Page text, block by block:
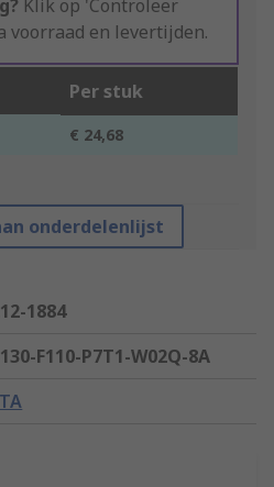
Klik op 'Controleer
voorraad en levertijden.
Per stuk
€ 24,68
onderdelenlijst
1884
F110-P7T1-W02Q-8A